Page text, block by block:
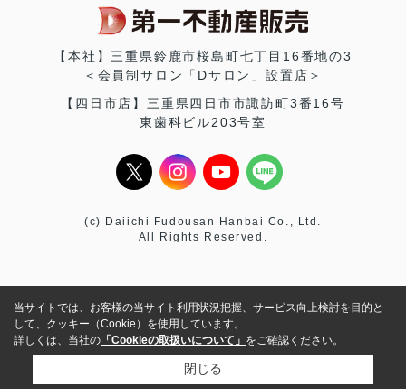
【本社】三重県鈴鹿市桜島町七丁目16番地の3
＜会員制サロン「Dサロン」設置店＞
【四日市店】三重県四日市市諏訪町3番16号
東歯科ビル203号室
(c) Daiichi Fudousan Hanbai Co., Ltd.
All Rights Reserved.
当サイトでは、お客様の当サイト利用状況把握、サービス向上検討を目的と
して、クッキー（Cookie）を使用しています。
詳しくは、当社の 「Cookieの取扱いについて」 をご確認ください。
閉じる